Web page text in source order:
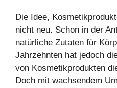
Die Idee,
nicht neu. Schon in der
natürliche Zutaten für
Jahrzehnten hat jedoch
von Kosmetikprodukten
Doch mit wachsendem